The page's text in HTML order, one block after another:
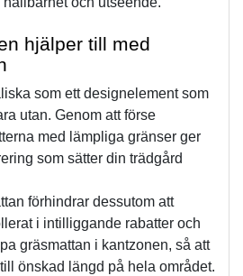
hjälper till med
som ett designelement som
utan. Genom att förse
med lämpliga gränser ger
som sätter din trädgård
förhindrar dessutom att
i intilliggande rabatter och
gräsmattan i kantzonen, så att
önskad längd på hela området.